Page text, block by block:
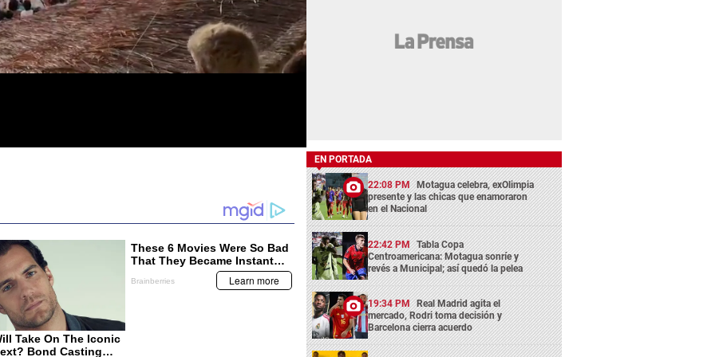
EN PORTADA
22:08 PM Motagua celebra, exOlimpia
presente y las chicas que enamoraron
en el Nacional
22:42 PM Tabla Copa
Centroamericana: Motagua sonríe y
revés a Municipal; así quedó la pelea
19:34 PM Real Madrid agita el
mercado, Rodri toma decisión y
Barcelona cierra acuerdo